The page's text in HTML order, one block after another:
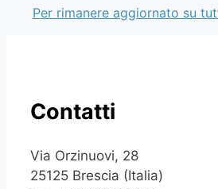
Per rimanere aggiornato su
Contatti
Via Orzinuovi, 28
25125 Brescia (Italia)